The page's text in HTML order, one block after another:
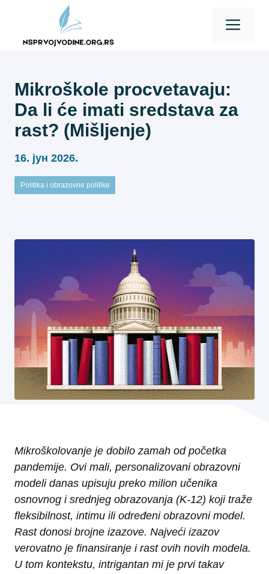
content
Mikroškole procvetavaju:
Da li će imati sredstava za
rast? (Mišljenje)
16. јун 2026.
Politika i obrazovne politike
Mikroškolovanje je dobilo zamah od početka
pandemije. Ovi mali, personalizovani obrazovni
modeli danas upisuju preko milion učenika
osnovnog i srednjeg obrazovanja (K-12) koji traže
fleksibilnost, intimu ili određeni obrazovni model.
Rast donosi brojne izazove. Najveći izazov
verovatno je finansiranje i rast ovih novih modela.
U tom kontekstu, intrigantan mi je prvi takav